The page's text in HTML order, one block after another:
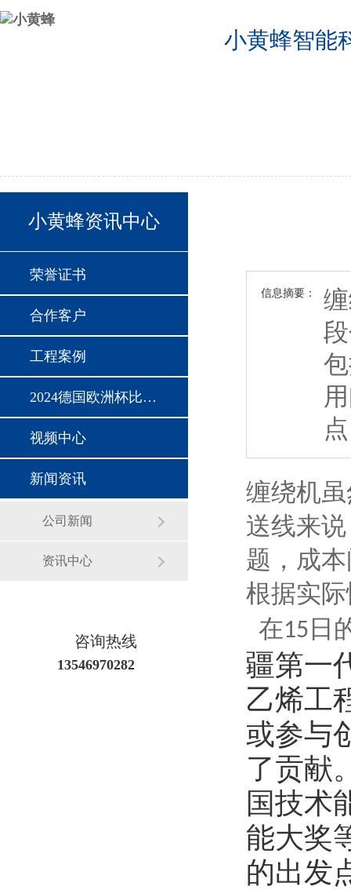
小黄蜂智能
信息摘要：
缠绕机
送线来
题，成
根据实
在15 日
疆第一
乙烯工
或参与
了贡献
国技术
能大奖
的出发
小黄蜂资讯中心
荣誉证书
合作客户
工程案例
2024德国欧洲杯比赛时间
视频中心
新闻资讯
公司新闻
资讯中心
咨询热线
13546970282